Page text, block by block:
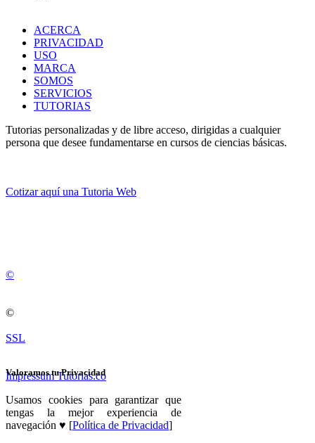
ACERCA
PRIVACIDAD
USO
MARCA
SOMOS
SERVICIOS
TUTORIAS
Tutorias personalizadas y de libre acceso, dirigidas a cualquier
persona que desee fundamentarse en cursos de ciencias básicas.
Cotizar aquí una Tutoria Web
©
©
SSL
Impressum Tutorias.co
Valoramos tu Privacidad
Usamos cookies para garantizar que
tengas la mejor experiencia de
navegación ♥ [Política de Privacidad]